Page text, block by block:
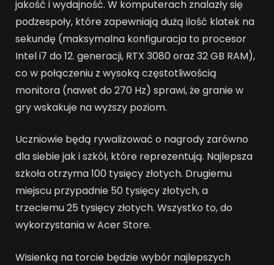
jakość i wydajność. W komputerach znalazły się
podzespoły, które zapewniają dużą ilość klatek na
sekundę (maksymalna konfiguracja to procesor
Intel i7 do 12. generacji, RTX 3080 oraz 32 GB RAM),
co w połączeniu z wysoką częstotliwością
monitora (nawet do 270 Hz) sprawi, że granie w
gry wskakuje na wyższy poziom.
Uczniowie będą rywalizować o nagrody zarówno
dla siebie jak i szkół, które reprezentują. Najlepsza
szkoła otrzyma 100 tysięcy złotych. Drugiemu
miejscu przypadnie 50 tysięcy złotych, a
trzeciemu 25 tysięcy złotych. Wszystko to, do
wykorzystania w Acer Store.
Wisienką na torcie będzie wybór najlepszych